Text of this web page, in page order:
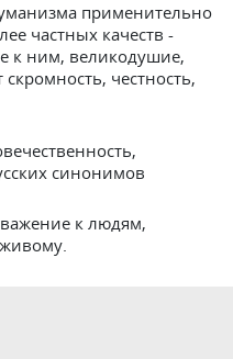
применительно
частных качеств -
к ним, великодушие,
честность,
синонимов
к людям,